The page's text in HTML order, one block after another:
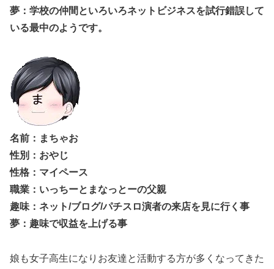
夢：学校の仲間といろいろネットビジネスを試行錯誤して
いる最中のようです。
名前：まちゃお
性別：おやじ
性格：マイペース
職業：いっちーとまなっとーの父親
趣味：ネット/ブログ/パチスロ演者の来店を見に行く事
夢：趣味で収益を上げる事
娘も女子高生になりお友達と活動する方が多くなってきた